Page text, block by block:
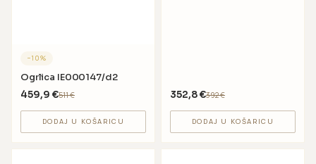
−10%
Ogrlica IE000147/d2
459,9 €511€
DODAJ U KOŠARICU
352,8€392€
DODAJ U KOŠARICU